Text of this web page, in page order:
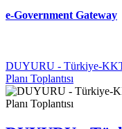
e-Government Gateway
DUYURU - Türkiye-
Planı Toplantısı